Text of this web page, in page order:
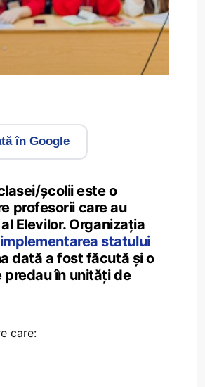
în Google
școlii este o
profesorii care au
Elevilor. Organizația
statului
dată a fost făcută și o
în unități de
care: